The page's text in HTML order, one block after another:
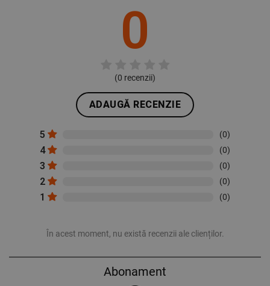
0
(0 recenzii)
ADAUGĂ RECENZIE
5 (0)
4 (0)
3 (0)
2 (0)
1 (0)
În acest moment, nu există recenzii ale clienților.
Abonament